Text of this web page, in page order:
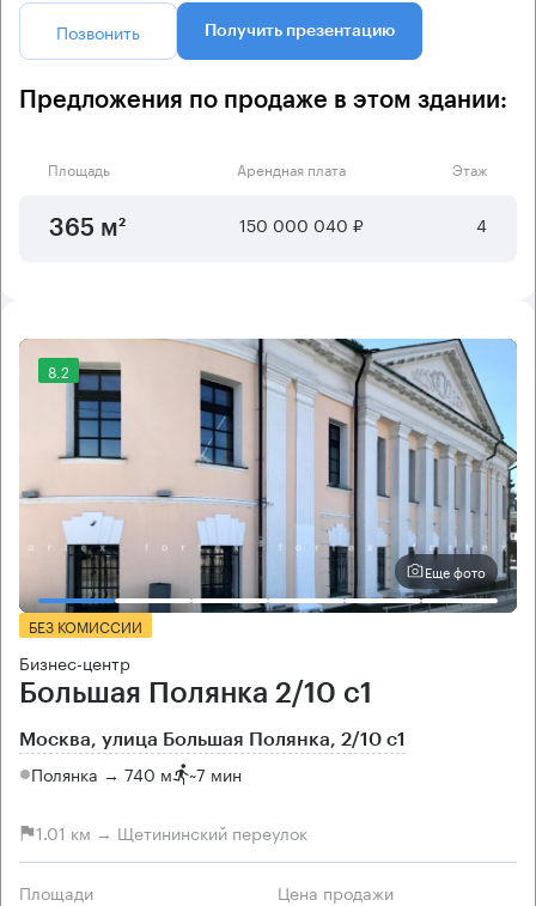
Позвонить Получить презентацию
Предложения по продаже в этом здании:
Площадь Арендная плата Этаж
365 м² 150 000 040 ₽ 4
8.2
Еще фото
БЕЗ КОМИССИИ
Бизнес-центр
Большая Полянка 2/10 с1
Москва, улица Большая Полянка, 2/10 с1
Полянка → 740 м ~7 мин
1.01 км → Щетининский переулок
Площади Цена продажи